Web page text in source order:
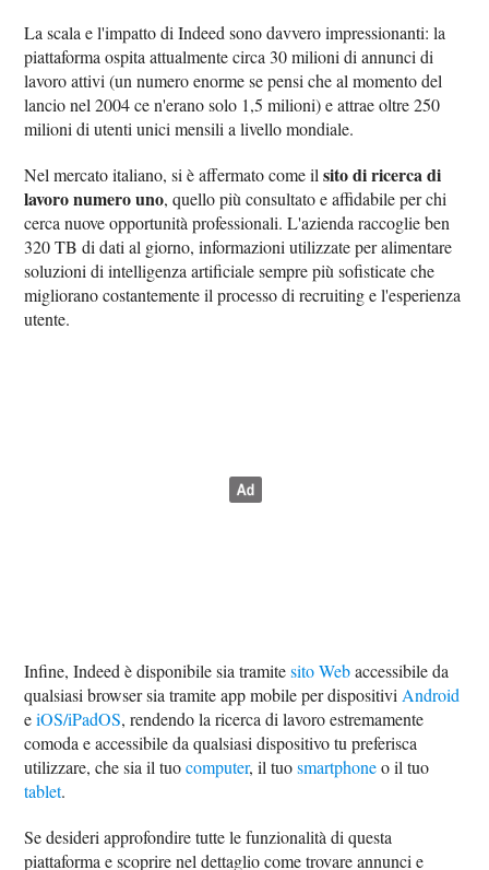
La scala e l'impatto di Indeed sono davvero impressionanti: la
piattaforma ospita attualmente circa 30 milioni di annunci di
lavoro attivi (un numero enorme se pensi che al momento del
lancio nel 2004 ce n'erano solo 1,5 milioni) e attrae oltre 250
milioni di utenti unici mensili a livello mondiale.
Nel mercato italiano, si è affermato come ilsito di ricerca di
lavoro numero uno, quello più consultato e affidabile per chi
cerca nuove opportunità professionali. L'azienda raccoglie ben
320 TB di dati al giorno, informazioni utilizzate per alimentare
soluzioni di intelligenza artificiale sempre più sofisticate che
migliorano costantemente il processo di recruiting e l'esperienza
utente.
Infine, Indeed è disponibile sia tramitesito Webaccessibile da
qualsiasi browser sia tramite app mobile per dispositiviAndroid
eiOS/iPadOS, rendendo la ricerca di lavoro estremamente
comoda e accessibile da qualsiasi dispositivo tu preferisca
utilizzare, che sia il tuocomputer, il tuosmartphoneo il tuo
tablet.
Se desideri approfondire tutte le funzionalità di questa
piattaforma e scoprire nel dettaglio come trovare annunci e